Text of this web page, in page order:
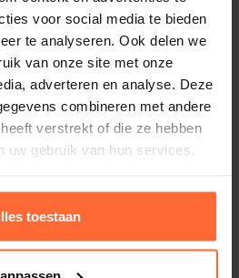
voor social media te bieden
te analyseren. Ook delen we
van onze site met onze
adverteren en analyse. Deze
combineren met andere
verstrekt of die ze hebben
uw gebruik van hun services.
toestaan
en hoofdhuid tegen de
je saunasessie aangenamer
Verzorging
op 40°C, apart van
Lepel zwart
ca. 1–2 werkdagen